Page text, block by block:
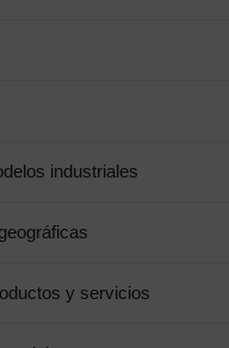
industriales
y servicios